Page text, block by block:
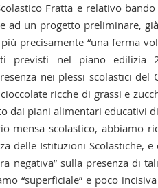
Fratta e relativo
ad un progetto preliminare,
precisamente “una ferma
previsti nel piano
nei plessi scolastici
ricche di grassi e
dai piani alimentari educativi
mensa scolastico, abbiamo
delle Istituzioni Scolastiche,
negativa” sulla presenza di
“superficiale” e poco